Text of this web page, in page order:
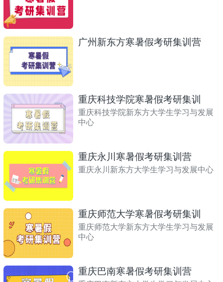
广州新东方寒暑假考研集训营
重庆科技学院寒暑假考研集训
重庆科技学院新东方大学生学习与发展
中心
重庆永川寒暑假考研集训营
重庆永川新东方大学生学习与发展中心
重庆师范大学寒暑假考研集训
重庆师范大学新东方大学生学习与发展
中心
重庆巴南寒暑假考研集训营